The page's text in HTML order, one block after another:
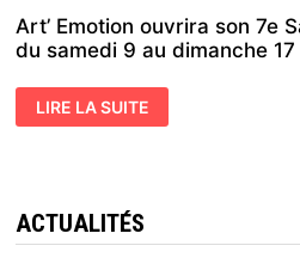
Art’ Emotion ouvrira son 7e
du samedi 9 au dimanche
DU
9
LE
« SALON
DE
LIRE LA SUITE
ACTUALITÉS